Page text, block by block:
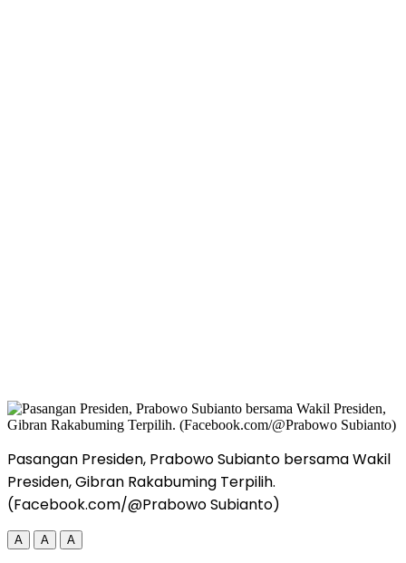
Pasangan Presiden, Prabowo Subianto bersama Wakil
Presiden, Gibran Rakabuming Terpilih.
(Facebook.com/@Prabowo Subianto)
A A A